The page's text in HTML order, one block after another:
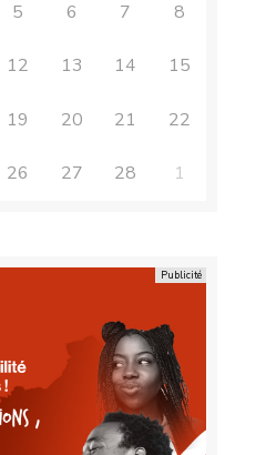
5 6 7 8
12 13 14 15
19 20 21 22
26 27 28 1